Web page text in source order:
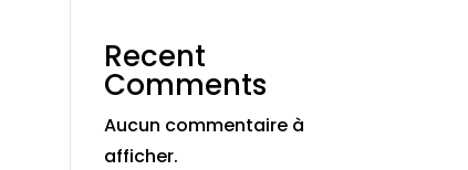
Recent
Comments
Aucun commentaire à
afficher.